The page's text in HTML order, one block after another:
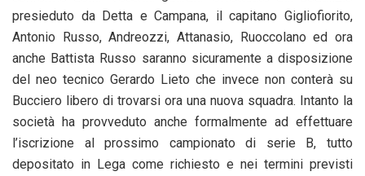
presieduto da Detta e Campana, il capitano Gigliofiorito,
Antonio Russo, Andreozzi, Attanasio, Ruoccolano ed ora
anche Battista Russo saranno sicuramente a disposizione
del neo tecnico Gerardo Lieto che invece non conterà su
Bucciero libero di trovarsi ora una nuova squadra. Intanto la
società ha provveduto anche formalmente ad effettuare
l’iscrizione al prossimo campionato di serie B, tutto
depositato in Lega come richiesto e nei termini previsti